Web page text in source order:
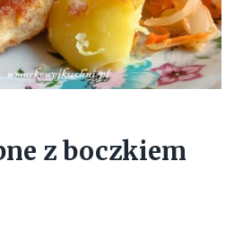
z boczkiem